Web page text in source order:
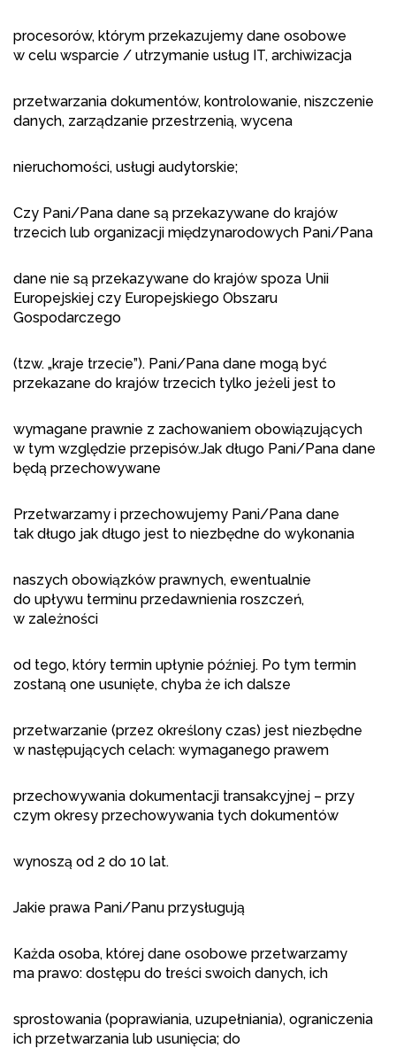
procesorów, którym przekazujemy dane osobowe
w celu wsparcie / utrzymanie usług IT, archiwizacja
przetwarzania dokumentów, kontrolowanie, niszczenie
danych, zarządzanie przestrzenią, wycena
nieruchomości, usługi audytorskie;
Czy Pani/Pana dane są przekazywane do krajów
trzecich lub organizacji międzynarodowych Pani/Pana
dane nie są przekazywane do krajów spoza Unii
Europejskiej czy Europejskiego Obszaru
Gospodarczego
(tzw. „kraje trzecie”). Pani/Pana dane mogą być
przekazane do krajów trzecich tylko jeżeli jest to
wymagane prawnie z zachowaniem obowiązujących
w tym względzie przepisów.Jak długo Pani/Pana dane
będą przechowywane
Przetwarzamy i przechowujemy Pani/Pana dane
tak długo jak długo jest to niezbędne do wykonania
naszych obowiązków prawnych, ewentualnie
do upływu terminu przedawnienia roszczeń,
w zależności
od tego, który termin upłynie później. Po tym termin
zostaną one usunięte, chyba że ich dalsze
przetwarzanie (przez określony czas) jest niezbędne
w następujących celach: wymaganego prawem
przechowywania dokumentacji transakcyjnej – przy
czym okresy przechowywania tych dokumentów
wynoszą od 2 do 10 lat.
Jakie prawa Pani/Panu przysługują
Każda osoba, której dane osobowe przetwarzamy
ma prawo: dostępu do treści swoich danych, ich
sprostowania (poprawiania, uzupełniania), ograniczenia
ich przetwarzania lub usunięcia; do